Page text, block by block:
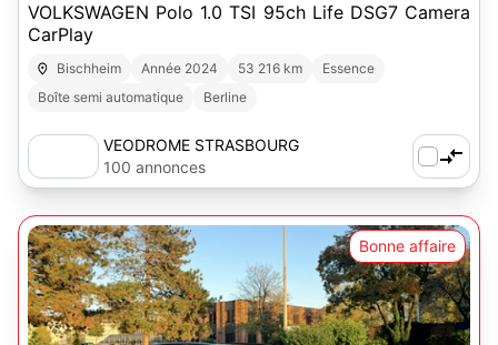
VOLKSWAGEN Polo 1.0 TSI 95ch Life DSG7 Camera
CarPlay
Bischheim Année 2024 53 216 km
Essence
Boîte semi automatique
Berline
VEODROME STRASBOURG
100 annonces
Bonne affaire